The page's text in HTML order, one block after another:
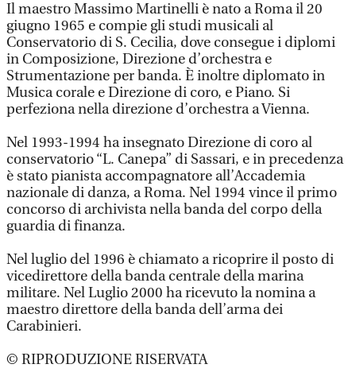
Il maestro Massimo Martinelli è nato a Roma il 20
giugno 1965 e compie gli studi musicali al
Conservatorio di S. Cecilia, dove consegue i diplomi
in Composizione, Direzione d’orchestra e
Strumentazione per banda. È inoltre diplomato in
Musica corale e Direzione di coro, e Piano. Si
perfeziona nella direzione d’orchestra a Vienna.
Nel 1993-1994 ha insegnato Direzione di coro al
conservatorio “L. Canepa” di Sassari, e in precedenza
è stato pianista accompagnatore all’Accademia
nazionale di danza, a Roma. Nel 1994 vince il primo
concorso di archivista nella banda del corpo della
guardia di finanza.
Nel luglio del 1996 è chiamato a ricoprire il posto di
vicedirettore della banda centrale della marina
militare. Nel Luglio 2000 ha ricevuto la nomina a
maestro direttore della banda dell’arma dei
Carabinieri.
© RIPRODUZIONE RISERVATA